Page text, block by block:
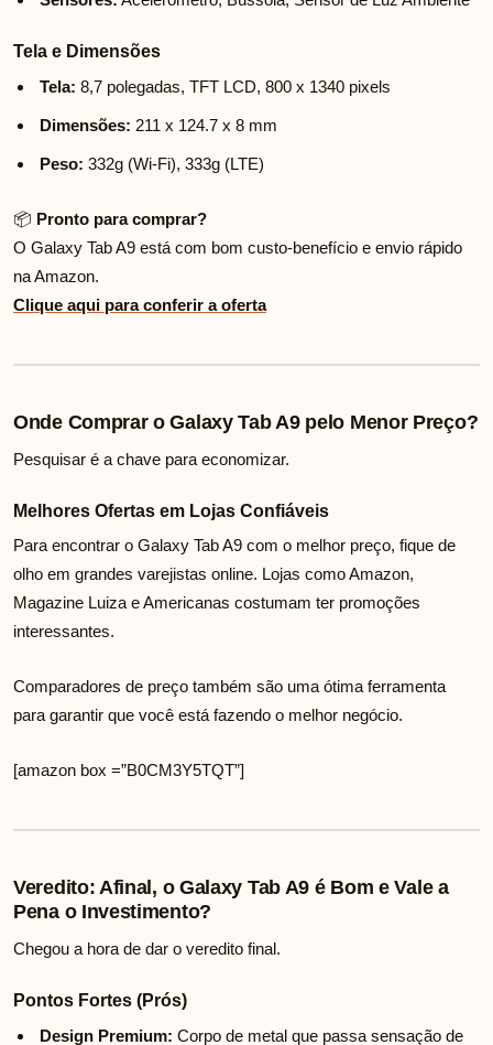
Tela e Dimensões
Tela: 8,7 polegadas, TFT LCD, 800 x 1340 pixels
Dimensões: 211 x 124.7 x 8 mm
Peso: 332g (Wi-Fi), 333g (LTE)
📦 Pronto para comprar?
O Galaxy Tab A9 está com bom custo-benefício e envio rápido
na Amazon.
Clique aqui para conferir a oferta
Onde Comprar o Galaxy Tab A9 pelo Menor Preço?
Pesquisar é a chave para economizar.
Melhores Ofertas em Lojas Confiáveis
Para encontrar o Galaxy Tab A9 com o melhor preço, fique de
olho em grandes varejistas online. Lojas como Amazon,
Magazine Luiza e Americanas costumam ter promoções
interessantes.
Comparadores de preço também são uma ótima ferramenta
para garantir que você está fazendo o melhor negócio.
[amazon box =”B0CM3Y5TQT”]
Veredito: Afinal, o Galaxy Tab A9 é Bom e Vale a
Pena o Investimento?
Chegou a hora de dar o veredito final.
Pontos Fortes (Prós)
Design Premium: Corpo de metal que passa sensação de